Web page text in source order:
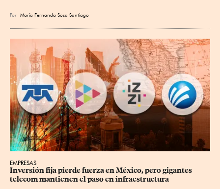
Por María Fernanda Sosa Santiago
EMPRESAS
Inversión fija pierde fuerza en México, pero gigantes
telecom mantienen el paso en infraestructura